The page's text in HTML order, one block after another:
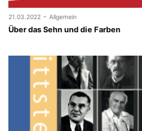
21.03.2022 - Allgemein
Über das Sehn und die Farben